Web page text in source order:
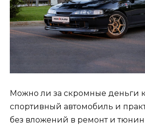
Можно ли за скромные деньги
спортивный автомобиль и
без вложений в ремонт и